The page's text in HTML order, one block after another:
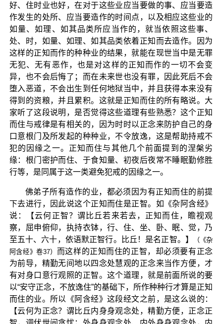
好、住时业也好，在对于这些业应当要做的事、应当要造
作发生的处所、应当要造作的时间点，以及相应这些业的
如量、如理、如其品类所应当作的，就当依照这些事、
处、时，如量、如理、如其品类依着正知而去造作。因为
这样的正知而作的种种业的结果，就能在现世当中是无罪
无犯、无有恶作，也是对这样的正知而作的一切不会变
异，也不会后悔了；而在未来世也没有罪，因此死后不会
堕入恶道，不会出生到任何地狱当中，并且获得本来没有
得到的资粮，并且累积。这就是正知而住的所有略说。大
家听了这段说明，是否觉得这些道理有些熟悉？这个正知
而住与戒律是有相关的，因为时时以正念来防护自己的身
口意根门及所发起的种种业，不令放逸，这是帮助持戒不
犯的因缘之一。正知而住与其他几个前面提到的涅槃劣
缘：根门密护而住、于食知量、初夜后夜常不睡眠勤修胜
行等，是同属于这一类避免犯戒的因缘之一。
佛弟子所有造作的业，都必须因为有正知而住的前提
下去进行，因此说这个正知而住是正智。如《杂阿含经》
说：【云何正智？谓比丘若来若去，正知而住，瞻视观
察，屈申俯仰，执持衣钵，行、住、坐、卧、眠、觉，乃
至五十、六十，依语默正智行。比丘！是名正智。】
（《杂
阿含经》卷37） 而这样的正知而住的正智，却必须要有正念
为前导，精勤无间地以四念处慧观的正念来当作方便，才
有对身口意行观照的正智。这个道理，就是前面所说的要
以“安守正念，不放逸住”的基础下，所作种种行才算是正知
而住的业。所以《阿含经》这段经文之前，是这么说的：
【云何为正念？谓比丘内身身观念处，精勤方便，正念正